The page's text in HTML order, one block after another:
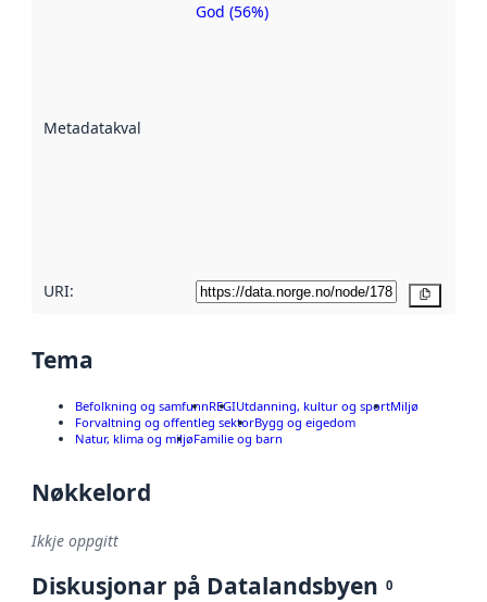
Metadatakvalitet
Metadatakvalitet
God (56%)
URI:
Tema
Befolkning og samfunnREGIUtdanning, kultur og sportMiljø
Forvaltning og offentleg sektorBygg og eigedom
Natur, klima og miljøFamilie og barn
Nøkkelord
Ikkje oppgitt
Diskusjonar på Datalandsbyen 0